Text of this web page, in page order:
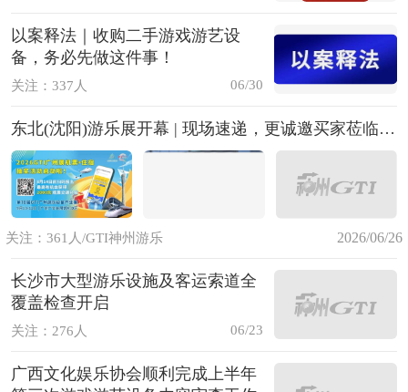
以案释法｜收购二手游戏游艺设
备，务必先做这件事！
关注：337人 06/30
东北(沈阳)游乐展开幕 | 现场速递，更诚邀买家莅临9月GTI广州展
关注：361人/GTI神州游乐 2026/06/26
长沙市大型游乐设施及客运索道全
覆盖检查开启
关注：276人 06/23
广西文化娱乐协会顺利完成上半年